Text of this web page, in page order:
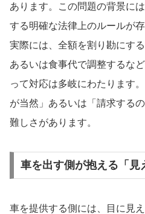
あります。この問題の背景に
する明確な法律上のルールが
実際には、全額を割り勘にす
あるいは食事代で調整するな
って対応は多岐にわたります
が当然」あるいは「請求する
難しさがあります。
車を出す側が抱える「見
車を提供する側には、目に見